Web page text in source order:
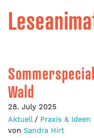
Wald
28. July 2025
Aktuell/ Praxis & Ideen
von Sandra Hirt